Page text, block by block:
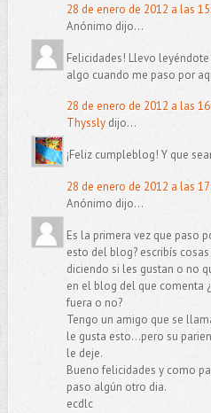
28 de enero de 2012 a las
Anónimo dijo...
Felicidades! Llevo
algo cuando me paso por
28 de enero de 2012 a las
Thysslydijo...
¡Feliz cumpleblog! Y que
28 de enero de 2012 a las
Anónimo dijo...
Es la primera vez que paso
esto del blog? escribís
diciendo si les gustan o no
en el blog del que comenta
fuera o no?
Tengo un amigo que se
le gusta esto...pero su
le deje.
Bueno felicidades y como
paso algún otro dia.
ecdlc